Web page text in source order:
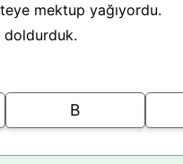
mektup yağıyordu.
doldurduk.
B